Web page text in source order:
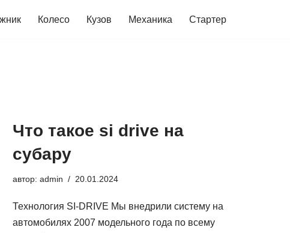
Колесо Кузов Механика Стартер
Что такое si drive на
субару
автор: admin 20.01.2024
Технология SI-DRIVE Мы внедрили систему на
автомобилях 2007 модельного года по всему